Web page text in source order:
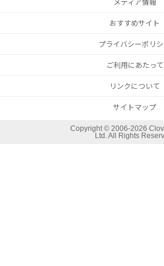
メディア情報
おすすめサイト
プライバシーポリ
ご利用にあたって
リンクについて
サイトマップ
Copyright © 2006-2026
Ltd. All Rights